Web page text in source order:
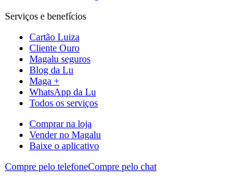
Serviços e benefícios
Cartão Luiza
Cliente Ouro
Magalu seguros
Blog da Lu
Maga +
WhatsApp da Lu
Todos os serviços
Comprar na loja
Vender no Magalu
Baixe o aplicativo
Compre pelo telefoneCompre pelo chat